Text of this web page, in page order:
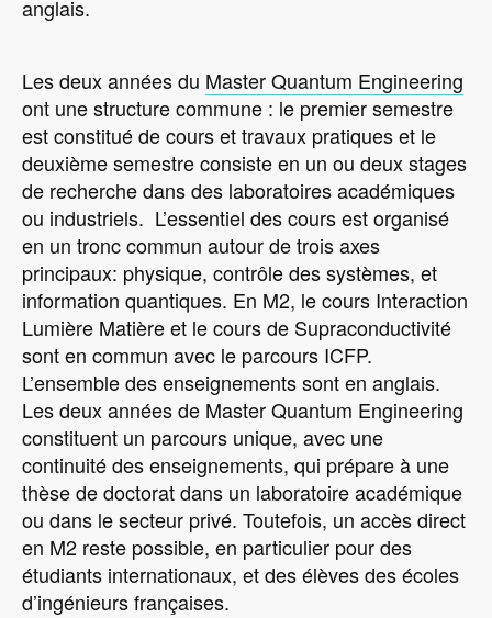
anglais.
Les deux années du Master Quantum Engineering
ont une structure commune : le premier semestre
est constitué de cours et travaux pratiques et le
deuxième semestre consiste en un ou deux stages
de recherche dans des laboratoires académiques
ou industriels. L’essentiel des cours est organisé
en un tronc commun autour de trois axes
principaux: physique, contrôle des systèmes, et
information quantiques. En M2, le cours Interaction
Lumière Matière et le cours de Supraconductivité
sont en commun avec le parcours ICFP.
L’ensemble des enseignements sont en anglais.
Les deux années de Master Quantum Engineering
constituent un parcours unique, avec une
continuité des enseignements, qui prépare à une
thèse de doctorat dans un laboratoire académique
ou dans le secteur privé. Toutefois, un accès direct
en M2 reste possible, en particulier pour des
étudiants internationaux, et des élèves des écoles
d’ingénieurs françaises.